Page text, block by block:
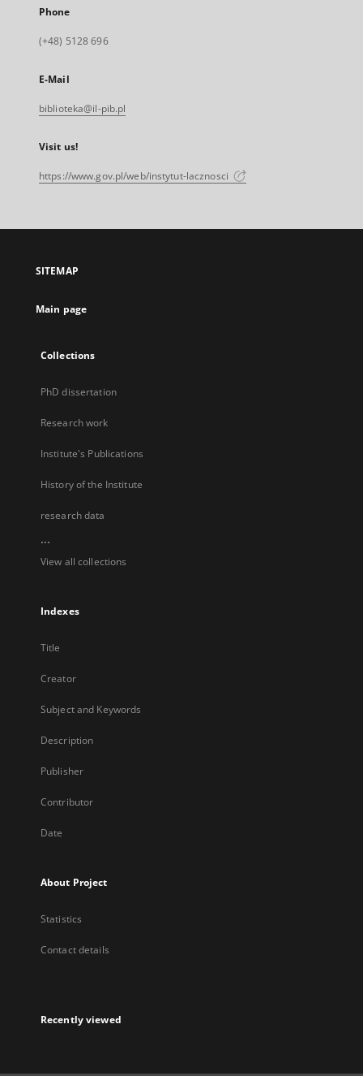
Phone
(+48) 5128 696
E-Mail
biblioteka@il-pib.pl
Visit us!
https://www.gov.pl/web/instytut-lacznosci
SITEMAP
Main page
Collections
PhD dissertation
Research work
Institute's Publications
History of the Institute
research data
...
View all collections
Indexes
Title
Creator
Subject and Keywords
Description
Publisher
Contributor
Date
About Project
Statistics
Contact details
Recently viewed